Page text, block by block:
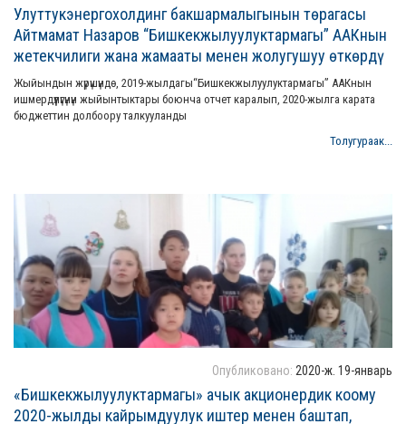
Улуттукэнергохолдинг бакшармалыгынын төрагасы
Айтмамат Назаров “Бишкекжылуулуктармагы” ААКнын
жетекчилиги жана жамааты менен жолугушуу өткөрдү
Жыйындын жүрүшүндө, 2019-жылдагы“Бишкекжылуулуктармагы” ААКнын
ишмердүүлүгүнүн жыйынтыктары боюнча отчет каралып, 2020-жылга карата
бюджеттин долбоору талкууланды
Толугураак...
Опубликовано: 2020-ж. 19-январь
«Бишкекжылуулуктармагы» ачык акционердик коому
2020-жылды кайрымдуулук иштер менен баштап,